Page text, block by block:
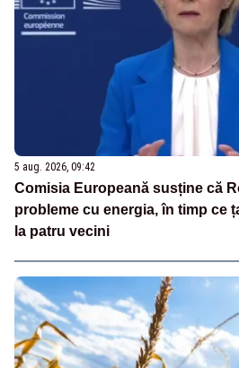
5 aug. 2026, 09:42
Comisia Europeană susține că
probleme cu energia, în timp ce
la patru vecini